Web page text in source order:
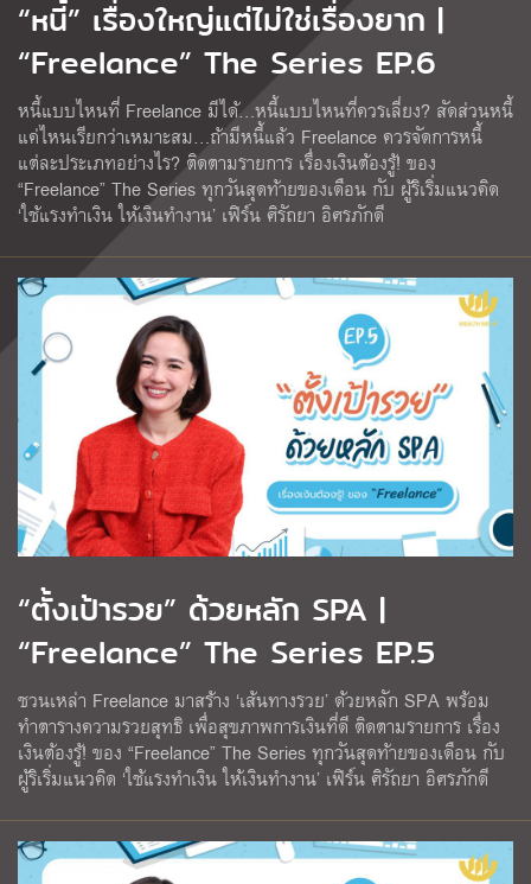
“หนี้” เรื่องใหญ่แต่ไม่ใช่เรื่องยาก |
“Freelance” The Series EP.6
หนี้แบบไหนที่ Freelance มีได้…หนี้แบบไหนที่ควรเลี่ยง? สัดส่วนหนี้
แค่ไหนเรียกว่าเหมาะสม…ถ้ามีหนี้แล้ว Freelance ควรจัดการหนี้
แต่ละประเภทอย่างไร? ติดตามรายการ เรื่องเงินต้องรู้! ของ
“Freelance” The Series ทุกวันสุดท้ายของเดือน กับ ผู้ริเริ่มแนวคิด
‘ใช้แรงทําเงิน ให้เงินทํางาน’ เฟิร์น ศิรัถยา อิศรภักดี
“ตั้งเป้ารวย” ด้วยหลัก SPA |
“Freelance” The Series EP.5
ชวนเหล่า Freelance มาสร้าง ‘เส้นทางรวย’ ด้วยหลัก SPA พร้อม
ทำตารางความรวยสุทธิ เพื่อสุขภาพการเงินที่ดี ติดตามรายการ เรื่อง
เงินต้องรู้! ของ “Freelance” The Series ทุกวันสุดท้ายของเดือน กับ
ผู้ริเริ่มแนวคิด ‘ใช้แรงทําเงิน ให้เงินทํางาน’ เฟิร์น ศิรัถยา อิศรภักดี